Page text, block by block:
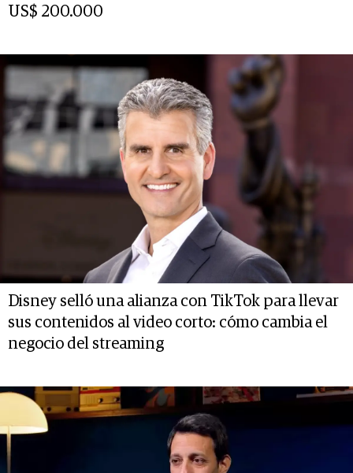
US$ 200.000
Disney selló una alianza con TikTok para llevar
sus contenidos al video corto: cómo cambia el
negocio del streaming